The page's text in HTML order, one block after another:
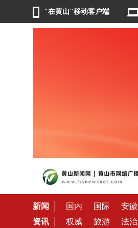
"在黄山"移动客户端
新闻 国内 国际 安徽
资讯
权威 旅游 法治